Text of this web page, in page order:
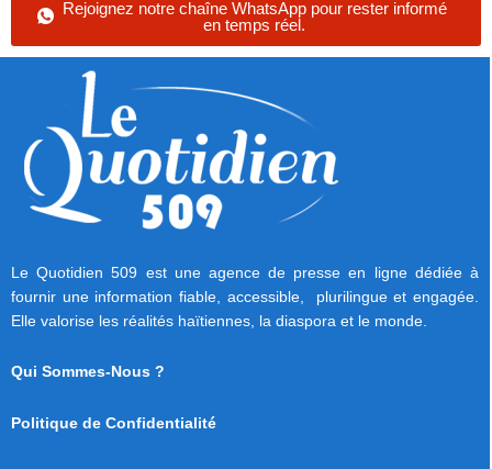
Rejoignez notre chaîne WhatsApp pour rester informé
en temps réel.
Le Quotidien 509 est une agence de presse en ligne dédiée à
fournir une information fiable, accessible, plurilingue et engagée.
Elle valorise les réalités haïtiennes, la diaspora et le monde.
Qui Sommes-Nous ?
Politique de Confidentialité